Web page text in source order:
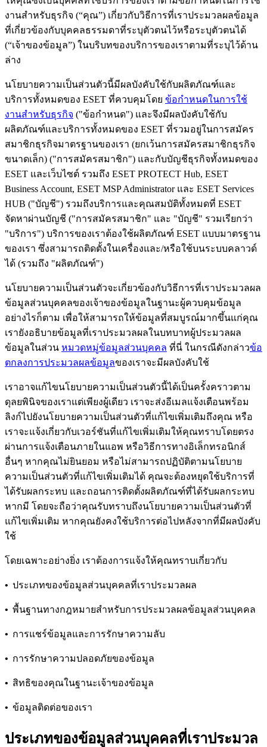
งานสําหรับธุรกิจ (“คุณ”) เกี่ยวกับวิธีการที่เราประมวลผลข้อมูล
ที่เกี่ยวข้องกับบุคคลธรรมดาที่ระบุตัวตนไว้หรือระบุตัวตนได้
(“เจ้าของข้อมูล”) ในบริบทของบริการของเราตามที่ระบุไว้ด้าน
ล่าง
นโยบายความเป็นส่วนตัวนี้มีผลบังคับใช้กับผลิตภัณฑ์และ
บริการทั้งหมดของ ESET ที่ควบคุมโดย ข้อกําหนดในการใช้
งานสําหรับธุรกิจ ("ข้อกําหนด") และจึงมีผลบังคับใช้กับ
ผลิตภัณฑ์และบริการทั้งหมดของ ESET ที่รวมอยู่ในการสมัคร
สมาชิกธุรกิจมาตรฐานของเรา (ยกเว้นการสมัครสมาชิกธุรกิจ
ขนาดเล็ก) ("การสมัครสมาชิก") และกับบัญชีธุรกิจทั้งหมดของ
ESET และเว็บไซต์ รวมถึง ESET PROTECT Hub, ESET
Business Account, ESET MSP Administrator และ ESET Services
HUB ("บัญชี") รวมถึงบริการและคุณสมบัติทั้งหมดที่ ESET
จัดหาผ่านบัญชี ("การสมัครสมาชิก" และ "บัญชี" รวมเรียกว่า
"บริการ") บริการของเราต้องใช้ผลิตภัณฑ์ ESET แบบมาตรฐาน
ของเรา ซึ่งสามารถติดตั้งในเครื่องและ/หรือใช้บนระบบคลาวด์
ได้ (รวมถึง "ผลิตภัณฑ์")
นโยบายความเป็นส่วนตัวจะเกี่ยวข้องกับวิธีการที่เราประมวลผล
ข้อมูลส่วนบุคคลของเจ้าของข้อมูลในฐานะผู้ควบคุมข้อมูล
อย่างไรก็ตาม เพื่อให้สามารถให้ข้อมูลที่สมบูรณ์มากขึ้นแก่คุณ
เรายังอธิบายข้อมูลที่เราประมวลผลในบทบาทผู้ประมวลผล
ข้อมูลในส่วน หมวดหมู่ข้อมูลส่วนบุคคล ที่นี่ ในกรณีดังกล่าวข้อ
ตกลงการประมวลผลข้อมูลของเราจะมีผลบังคับใช้
เราอาจแก้ไขนโยบายความเป็นส่วนตัวนี้ได้เป็นครั้งคราวตาม
ดุลยพินิจของเราแต่เพียงผู้เดียว เราจะส่งอีเมลแจ้งเตือนพร้อม
ลิงก์ไปยังนโยบายความเป็นส่วนตัวที่แก้ไขเพิ่มเติมถึงคุณ หรือ
เราจะแจ้งเกี่ยวกับเวอร์ชันที่แก้ไขเพิ่มเติมให้คุณทราบโดยตรง
ผ่านการแจ้งเตือนภายในแอพ หรือวิธีการทางอิเล็กทรอนิกส์
อื่นๆ หากคุณไม่ยินยอม หรือไม่สามารถปฏิบัติตามนโยบาย
ความเป็นส่วนตัวที่แก้ไขเพิ่มเติมได้ คุณจะต้องหยุดใช้บริการที่
ได้รับผลกระทบ และถอนการติดตั้งผลิตภัณฑ์ที่ได้รับผลกระทบ
หากมี โดยจะถือว่าคุณรับทราบถึงนโยบายความเป็นส่วนตัวที่
แก้ไขเพิ่มเติม หากคุณยังคงใช้บริการต่อไปหลังจากที่มีผลบังคับ
ใช้
โดยเฉพาะอย่างยิ่ง เราต้องการแจ้งให้คุณทราบเกี่ยวกับ
• ประเภทของข้อมูลส่วนบุคคลที่เราประมวลผล
• พื้นฐานทางกฎหมายสําหรับการประมวลผลข้อมูลส่วนบุคคล
• การแชร์ข้อมูลและการรักษาความลับ
• การรักษาความปลอดภัยของข้อมูล
• สิทธิของคุณในฐานะเจ้าของข้อมูล
• ข้อมูลติดต่อของเรา
ประเภทของข้อมูลส่วนบุคคลที่เราประมวล